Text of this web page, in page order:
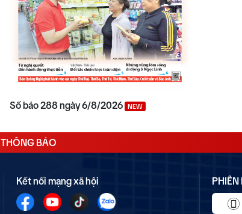
Số báo 288 ngày 6/8/2026 NEW
THÔNG BÁO
Kết nối mạng xã hội PHIÊN